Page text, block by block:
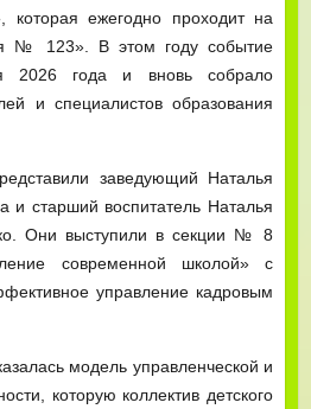
которая ежегодно проходит на
№ 123». В этом году событие
2026 года и вновь собрало
и специалистов образования
заведующий Наталья
и старший воспитатель Наталья
Они выступили в секции № 8
современной школой» с
управление кадровым
модель управленческой и
которую коллектив детского